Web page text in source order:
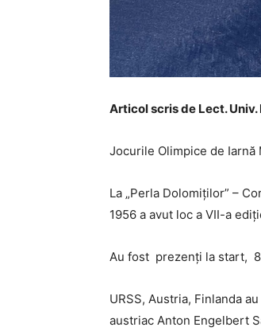
Articol scris de Lect.
Jocurile Olimpice de Iarnă
La „Perla Dolomiților” –
1956 a avut loc a VII-a
Au fost prezenți la start,
URSS, Austria, Finlanda
austriac Anton Engelbert